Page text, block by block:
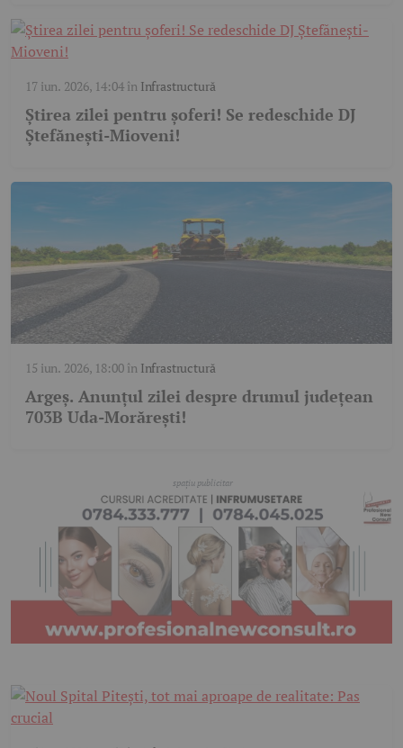
17 iun. 2026, 14:04în Infrastructură
Știrea zilei pentru șoferi! Se redeschide DJ
Ștefănești-Mioveni!
15 iun. 2026, 18:00în Infrastructură
Argeș. Anunțul zilei despre drumul județean
703B Uda-Morărești!